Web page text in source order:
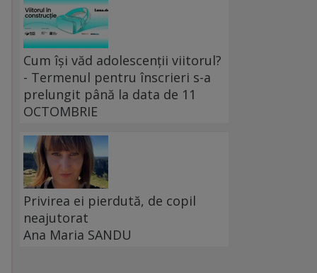
Cum își văd adolescenții viitorul?
- Termenul pentru înscrieri s-a
prelungit până la data de 11
OCTOMBRIE
Privirea ei pierdută, de copil
neajutorat
Ana Maria SANDU